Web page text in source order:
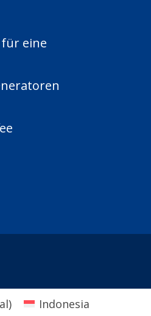
eine
) Indonesia